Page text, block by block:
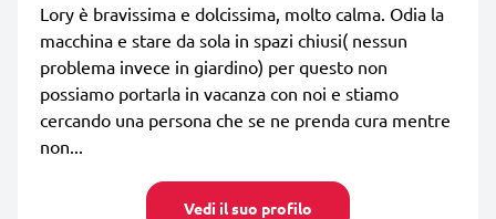
Lory è bravissima e dolcissima, molto calma. Odia la
macchina e stare da sola in spazi chiusi( nessun
problema invece in giardino) per questo non
possiamo portarla in vacanza con noi e stiamo
cercando una persona che se ne prenda cura mentre
non...
Vedi il suo profilo